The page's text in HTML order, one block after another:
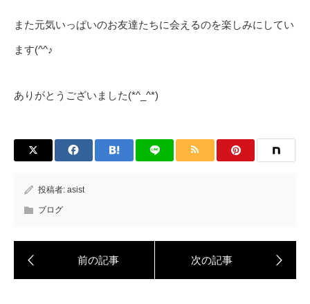
また元気いっぱいのお友達たちに会えるのを楽しみにしてい
ます(^^♪
ありがとうございました(*^_^*)
投稿者: asist
ブログ